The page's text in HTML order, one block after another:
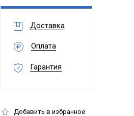
Доставка
Оплата
Гарантия
Добавить в избранное